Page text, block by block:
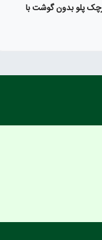
پلو بدون گوشت با